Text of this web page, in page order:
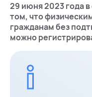
29 июня 2023 года в
том, что
гражданам без
можно